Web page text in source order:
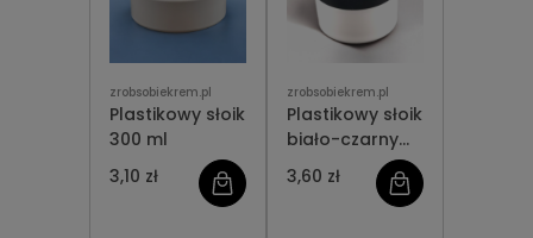
zrobsobiekrem.pl
Plastikowy słoik
300 ml
3,10 zł
zrobsobiekrem.pl
Plastikowy słoik
biało-czarny
50 ml
3,60 zł